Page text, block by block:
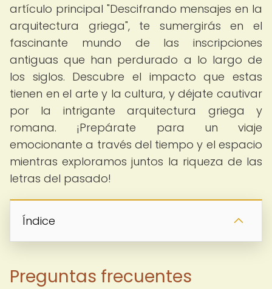
artículo principal "Descifrando mensajes en la
arquitectura griega", te sumergirás en el
fascinante mundo de las inscripciones
antiguas que han perdurado a lo largo de
los siglos. Descubre el impacto que estas
tienen en el arte y la cultura, y déjate cautivar
por la intrigante arquitectura griega y
romana. ¡Prepárate para un viaje
emocionante a través del tiempo y el espacio
mientras exploramos juntos la riqueza de las
letras del pasado!
Índice
Preguntas frecuentes